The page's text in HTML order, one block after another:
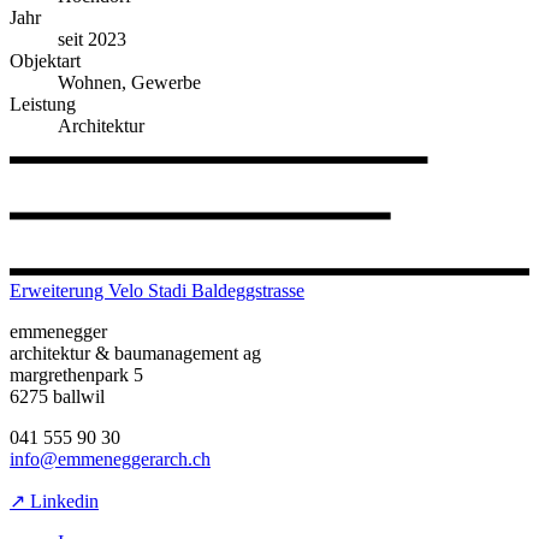
Jahr
seit 2023
Objektart
Wohnen, Gewerbe
Leistung
Architektur
Erweiterung Velo Stadi Baldeggstrasse
emmenegger
architektur & baumanagement ag
margrethenpark 5
6275 ballwil
041 555 90 30
info@emmeneggerarch.ch
↗ Linkedin